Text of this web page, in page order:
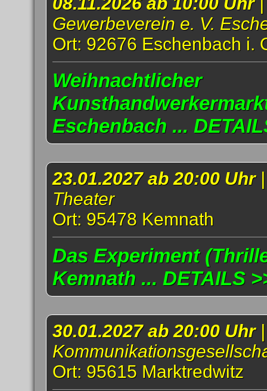
Gewerbeverein e. V.
Ort: 92676 Eschenbach i.
Weihnachtlicher
Eschenbach ...
23.01.2027 ab 20:00 Uhr
Theater
Ort: 95478 Kemnath
Das Experiment
Kemnath ... DETAILS
30.01.2027 ab 20:00 Uhr
Ort: 95615 Marktredwitz